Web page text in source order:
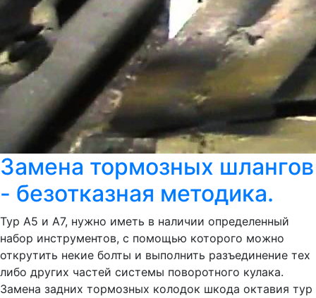
Замена тормозных шлангов
- безотказная методика.
Тур А5 и А7, нужно иметь в наличии определенный
набор инструментов, с помощью которого можно
открутить некие болты и выполнить разъединение тех
либо других частей системы поворотного кулака.
Замена задних тормозных колодок шкода октавия тур